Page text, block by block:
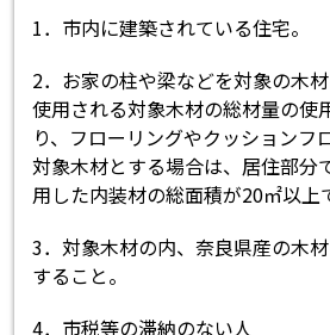
1．市内に建築されている住宅。
2．お家の柱や梁などを対象の木
使用される対象木材の総材量の使
り、フローリングやクッションフ
対象木材とする場合は、居住部分
用した内装材の総面積が20㎡以上
3．対象木材の内、奈良県産の木
すること。
4．市税等の滞納のない人